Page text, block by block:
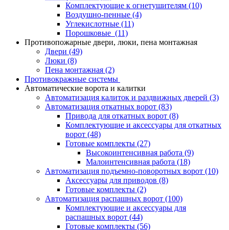
Комплектующие к огнетушителям (10)
Воздушно-пенные (4)
Углекислотные (11)
Порошковые (11)
Противопожарные двери, люки, пена монтажная
Двери (49)
Люки (8)
Пена монтажная (2)
Противокражные системы
Автоматические ворота и калитки
Автоматизация калиток и раздвижных дверей (3)
Автоматизация откатных ворот (83)
Привода для откатных ворот (8)
Комплектующие и аксессуары для откатных
ворот (48)
Готовые комплекты (27)
Высокоинтенсивная работа (9)
Малоинтенсивная работа (18)
Автоматизация подъемно-поворотных ворот (10)
Аксессуары для приводов (8)
Готовые комплекты (2)
Автоматизация распашных ворот (100)
Комплектующие и аксессуары для
распашных ворот (44)
Готовые комплекты (56)